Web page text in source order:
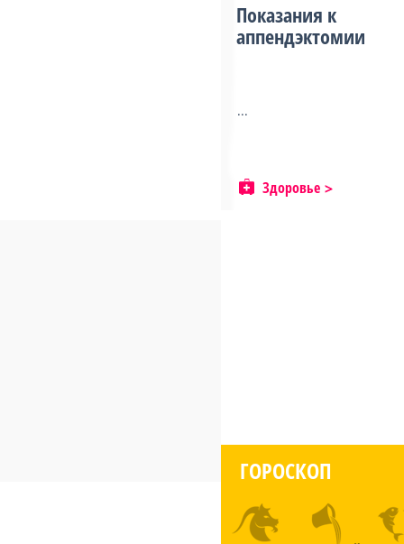
Показания к
аппендэктомии
...
Здоровье
ГОРОСКОП